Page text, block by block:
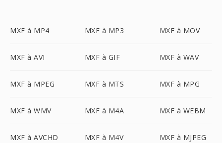
MXF à MP4 MXF à MP3 MXF à MOV
MXF à AVI MXF à GIF MXF à WAV
MXF à MPEG MXF à MTS MXF à MPG
MXF à WMV MXF à M4A MXF à WEBM
MXF à AVCHD MXF à M4V MXF à MJPEG